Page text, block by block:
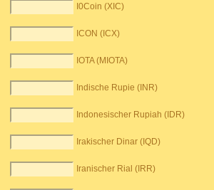
I0Coin (XIC)
ICON (ICX)
IOTA (MIOTA)
Indische Rupie (INR)
Indonesischer Rupiah (IDR)
Irakischer Dinar (IQD)
Iranischer Rial (IRR)